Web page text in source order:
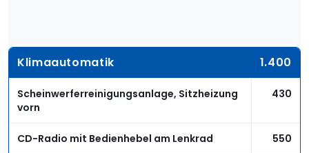
Klimaautomatik 1.400
Scheinwerferreinigungsanlage, Sitzheizung
vorn
430
CD-Radio mit Bedienhebel am Lenkrad 550